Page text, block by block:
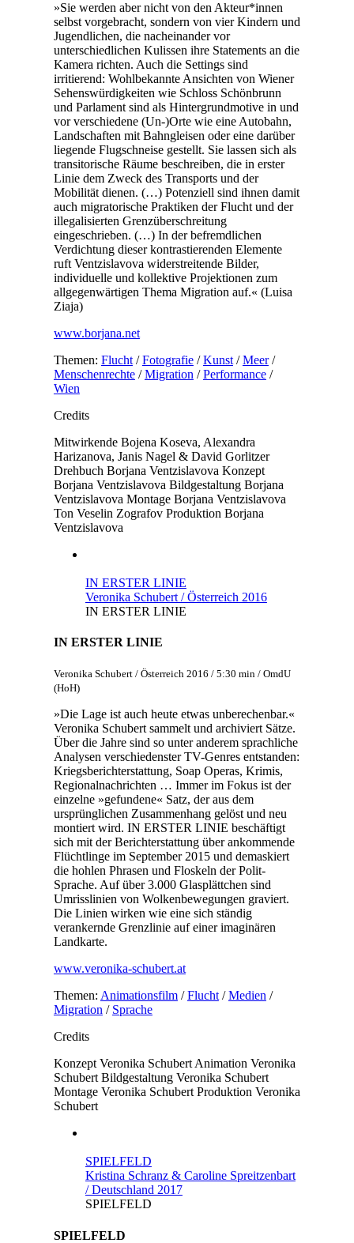
»Sie werden aber nicht von den Akteur*innen
selbst vorgebracht, sondern von vier Kindern und
Jugendlichen, die nacheinander vor
unterschiedlichen Kulissen ihre Statements an die
Kamera richten. Auch die Settings sind
irritierend: Wohlbekannte Ansichten von Wiener
Sehenswürdigkeiten wie Schloss Schönbrunn
und Parlament sind als Hintergrundmotive in und
vor verschiedene (Un-)Orte wie eine Autobahn,
Landschaften mit Bahngleisen oder eine darüber
liegende Flugschneise gestellt. Sie lassen sich als
transitorische Räume beschreiben, die in erster
Linie dem Zweck des Transports und der
Mobilität dienen. (…) Potenziell sind ihnen damit
auch migratorische Praktiken der Flucht und der
illegalisierten Grenzüberschreitung
eingeschrieben. (…) In der befremdlichen
Verdichtung dieser kontrastierenden Elemente
ruft Ventzislavova widerstreitende Bilder,
individuelle und kollektive Projektionen zum
allgegenwärtigen Thema Migration auf.« (Luisa
Ziaja)
www.borjana.net
Themen: Flucht/Fotografie/Kunst/Meer/
Menschenrechte/Migration /Performance/
Wien
Credits
Mitwirkende Bojena Koseva, Alexandra
Harizanova, Janis Nagel & David Gorlitzer
Drehbuch Borjana Ventzislavova Konzept
Borjana Ventzislavova Bildgestaltung Borjana
Ventzislavova Montage Borjana Ventzislavova
Ton Veselin Zografov Produktion Borjana
Ventzislavova
IN ERSTER LINIE
Veronika Schubert / Österreich 2016
IN ERSTER LINIE
IN ERSTER LINIE
Veronika Schubert / Österreich 2016 / 5:30 min / OmdU
(HoH)
»Die Lage ist auch heute etwas unberechenbar.«
Veronika Schubert sammelt und archiviert Sätze.
Über die Jahre sind so unter anderem sprachliche
Analysen verschiedenster TV-Genres entstanden:
Kriegsberichterstattung, Soap Operas, Krimis,
Regionalnachrichten … Immer im Fokus ist der
einzelne »gefundene« Satz, der aus dem
ursprünglichen Zusammenhang gelöst und neu
montiert wird. IN ERSTER LINIE beschäftigt
sich mit der Berichterstattung über ankommende
Flüchtlinge im September 2015 und demaskiert
die hohlen Phrasen und Floskeln der Polit-
Sprache. Auf über 3.000 Glasplättchen sind
Umrisslinien von Wolkenbewegungen graviert.
Die Linien wirken wie eine sich ständig
verankernde Grenzlinie auf einer imaginären
Landkarte.
www.veronika-schubert.at
Themen: Animationsfilm/Flucht/Medien/
Migration/ Sprache
Credits
Konzept Veronika SchubertAnimation Veronika
Schubert Bildgestaltung Veronika Schubert
Montage Veronika Schubert Produktion Veronika
Schubert
SPIELFELD
Kristina Schranz & Caroline Spreitzenbart
/ Deutschland 2017
SPIELFELD
SPIELFELD